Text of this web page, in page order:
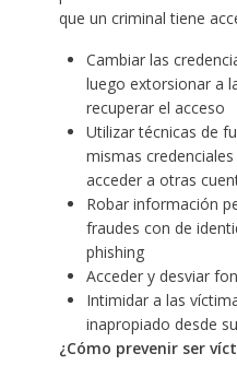
que un criminal tiene
Cambiar las
luego extorsionar a
recuperar el acceso
Utilizar técnicas de
mismas
acceder a otras
Robar información
fraudes con de
phishing
Acceder y desviar
Intimidar a las
inapropiado desde
¿Cómo prevenir ser